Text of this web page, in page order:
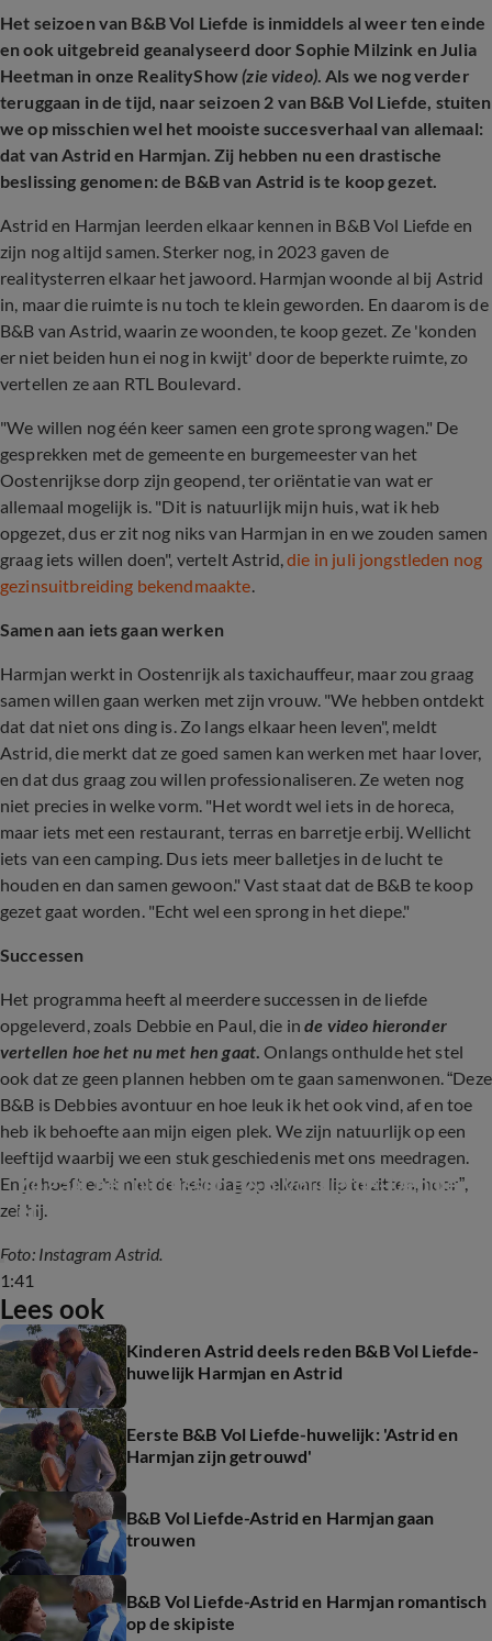
Het seizoen van B&B Vol Liefde is inmiddels al weer ten einde
en ook uitgebreid geanalyseerd door Sophie Milzink en Julia
Heetman in onze RealityShow(zie video). Als we nog verder
teruggaan in de tijd, naar seizoen 2 van B&B Vol Liefde, stuiten
we op misschien wel het mooiste succesverhaal van allemaal:
dat van Astrid en Harmjan. Zij hebben nu een drastische
beslissing genomen: de B&B van Astrid is te koop gezet.
Astrid en Harmjan leerden elkaar kennen in B&B Vol Liefde en
zijn nog altijd samen. Sterker nog, in 2023 gaven de
realitysterren elkaar het jawoord. Harmjan woonde al bij Astrid
in, maar die ruimte is nu toch te klein geworden. En daarom is de
B&B van Astrid, waarin ze woonden, te koop gezet. Ze 'konden
er niet beiden hun ei nog in kwijt' door de beperkte ruimte, zo
vertellen ze aan RTL Boulevard.
"We willen nog één keer samen een grote sprong wagen." De
gesprekken met de gemeente en burgemeester van het
Oostenrijkse dorp zijn geopend, ter oriëntatie van wat er
allemaal mogelijk is. "Dit is natuurlijk mijn huis, wat ik heb
opgezet, dus er zit nog niks van Harmjan in en we zouden samen
graag iets willen doen", vertelt Astrid,die in juli jongstleden nog
gezinsuitbreiding bekendmaakte.
Samen aan iets gaan werken
Harmjan werkt in Oostenrijk als taxichauffeur, maar zou graag
samen willen gaan werken met zijn vrouw. "We hebben ontdekt
dat dat niet ons ding is. Zo langs elkaar heen leven", meldt
Astrid, die merkt dat ze goed samen kan werken met haar lover,
en dat dus graag zou willen professionaliseren. Ze weten nog
niet precies in welke vorm. "Het wordt wel iets in de horeca,
maar iets met een restaurant, terras en barretje erbij. Wellicht
iets van een camping. Dus iets meer balletjes in de lucht te
houden en dan samen gewoon." Vast staat dat de B&B te koop
gezet gaat worden. "Echt wel een sprong in het diepe."
Successen
Het programma heeft al meerdere successen in de liefde
opgeleverd, zoals Debbie en Paul, die inde video hieronder
vertellen hoe het nu met hen gaat. Onlangs onthulde het stel
ook dat ze geen plannen hebben om te gaan samenwonen. “Deze
B&B is Debbies avontuur en hoe leuk ik het ook vind, af en toe
heb ik behoefte aan mijn eigen plek. We zijn natuurlijk op een
leeftijd waarbij we een stuk geschiedenis met ons meedragen.
En je hoeft echt niet de hele dag op elkaars lip te zitten, hoor”,
zei hij.
1:41
Zo gaat het nu tussen B&B Vol Liefde-Debbie
en Paul
Foto: Instagram Astrid.
Lees ook
Kinderen Astrid deels reden B&B Vol Liefde-
huwelijk Harmjan en Astrid
Eerste B&B Vol Liefde-huwelijk: 'Astrid en
Harmjan zijn getrouwd'
B&B Vol Liefde-Astrid en Harmjan gaan
trouwen
B&B Vol Liefde-Astrid en Harmjan romantisch
op de skipiste